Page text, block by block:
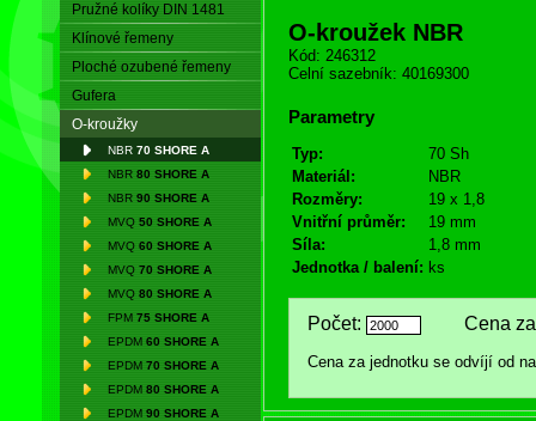
Pružné kolíky DIN 1481
Klínové řemeny
Ploché ozubené řemeny
Gufera
O-kroužky
NBR 70 SHORE A
NBR 80 SHORE A
NBR 90 SHORE A
MVQ 50 SHORE A
MVQ 60 SHORE A
MVQ 70 SHORE A
MVQ 80 SHORE A
FPM 75 SHORE A
EPDM 60 SHORE A
EPDM 70 SHORE A
EPDM 80 SHORE A
EPDM 90 SHORE A
O-kroužek NBR
Kód: 246312
Celní sazebník: 40169300
Parametry
Typ:
70 Sh
Materiál:
NBR
Rozměry:
19 x 1,8
Vnitřní průměr:
19 mm
Síla:
1,8 mm
Jednotka / balení: ks
Počet: Cena za
Cena za jednotku se odvíjí od